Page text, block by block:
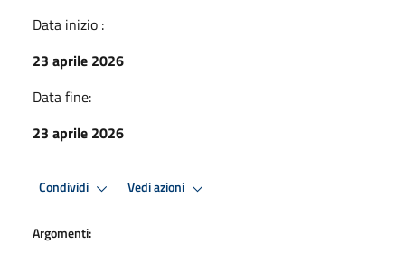
Data inizio :
23 aprile 2026
Data fine:
23 aprile 2026
Condividi Vedi azioni
Argomenti: